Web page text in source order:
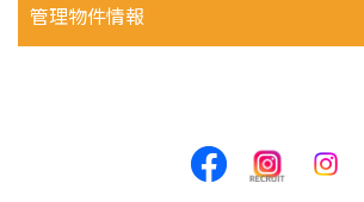
管理物件情報